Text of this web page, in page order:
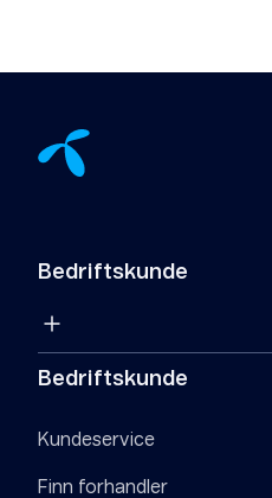
Bedriftskunde
Bedriftskunde
Kundeservice
Finn forhandler